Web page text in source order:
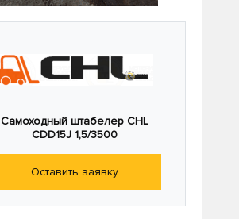
Самоходный штабелер CHL
CDD15J 1,5/3500
Оставить заявку